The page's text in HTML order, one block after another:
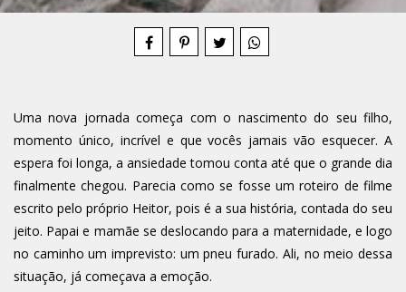
Uma nova jornada começa com o nascimento do seu filho,
momento único, incrível e que vocês jamais vão esquecer. A
espera foi longa, a ansiedade tomou conta até que o grande dia
finalmente chegou. Parecia como se fosse um roteiro de filme
escrito pelo próprio Heitor, pois é a sua história, contada do seu
jeito. Papai e mamãe se deslocando para a maternidade, e logo
no caminho um imprevisto: um pneu furado. Ali, no meio dessa
situação, já começava a emoção.